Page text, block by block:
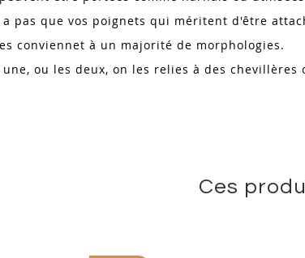
pas que vos poignets qui méritent d'être
conviennet à un majorité de morphologies.
ou les deux, on les relies à des
Ces